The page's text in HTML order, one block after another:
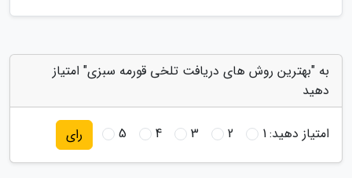
به "بهترین روش های دریافت تلخی قورمه سبزی" امتیاز
دهید
امتیاز دهید:1
2
3
4
5 رای